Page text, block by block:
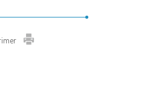
Imprimer